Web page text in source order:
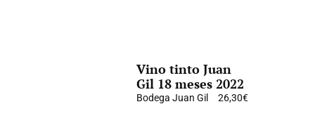
Vino tinto Juan
Gil 18 meses 2022
Bodega Juan Gil 26,30€